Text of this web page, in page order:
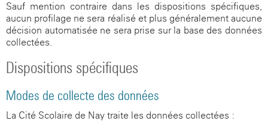
Sauf mention contraire dans les dispositions spécifiques,
aucun profilage ne sera réalisé et plus généralement aucune
décision automatisée ne sera prise sur la base des données
collectées.
Dispositions spécifiques
Modes de collecte des données
La Cité Scolaire de Nay traite les données collectées :